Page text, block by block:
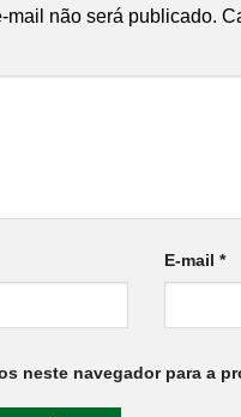
mail não será publicado.
E-mail*
neste navegador para a